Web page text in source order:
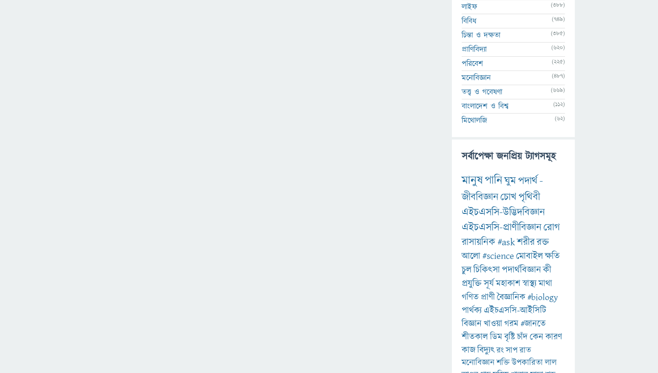
লাইফ (388)
বিবিধ (749)
চিন্তা ও দক্ষতা (385)
প্রাণিবিদ্যা (620)
পরিবেশ (225)
মনোবিজ্ঞান (487)
তত্ত্ব ও গবেষণা (669)
বাংলাদেশ ও বিশ্ব (112)
মিথোলজি (62)
সর্বাপেক্ষা জনপ্রিয় ট্যাগসমূহ
মানুষপানিঘুমপদার্থ-
জীববিজ্ঞানচোখপৃথিবী
এইচএসসি-উদ্ভিদবিজ্ঞান
এইচএসসি-প্রাণীবিজ্ঞানরোগ
রাসায়নিক#askশরীররক্ত
আলো#scienceমোবাইলক্ষতি
চুলচিকিৎসাপদার্থবিজ্ঞানকী
প্রযুক্তিসূর্যমহাকাশস্বাস্থ্যমাথা
গণিত প্রাণীবৈজ্ঞানিক#biology
পার্থক্য এইচএসসি-আইসিটি
বিজ্ঞানখাওয়াগরম#জানতে
শীতকালডিমবৃষ্টিচাঁদকেনকারণ
কাজবিদ্যুৎরংসাপরাত
মনোবিজ্ঞানশক্তিউপকারিতালাল